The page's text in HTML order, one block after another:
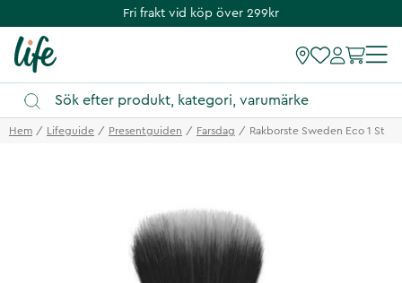
Fri frakt vid köp över 299kr
Hem Lifeguide Presentguiden Farsdag Rakborste Sweden Eco 1 St